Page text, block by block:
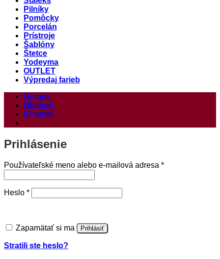
Pilníky
Pomôcky
Porcelán
Prístroje
Šablóny
Štetce
Yodeyma
OUTLET
Výpredaj farieb
Domov
Obchod
Kontakt
Prihlásenie
Používateľské meno alebo e-mailová adresa *Povinné
Heslo *Povinné
Zapamätať si ma Prihlásiť
Stratili ste heslo?